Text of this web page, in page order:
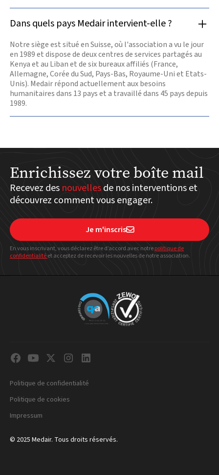
Dans quels pays Medair intervient-elle ?
Notre siège est situé en Suisse, où l'association a vu le jour
en 1989 et dispose de deux centres de services partagés au
Kenya et au Liban et de six bureaux affiliés (France,
Allemagne, Corée du Sud, Pays-Bas, Royaume-Uni et Etats-
Unis). Medair répond actuellement aux besoins
humanitaires dans 13 pays et a travaillé dans 45 pays depuis
1989.
Enrichissez votre boîte mail
Recevez des nouvellesde nos interventions et
découvrez comment vous engager.
Je m'inscris
En vous inscrivant, vous déclarez être d’accord avec notrepolitiquede
confidentialitéet acceptez de recevoir les nouvelles de notre association.
© 2025 Medair. Tous droits réservés.
Politique de confidentialité
Politique de cookies
Impressum